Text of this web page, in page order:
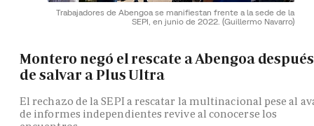
Trabajadores de Abengoa se manifiestan frente a la sede de la
SEPI, en junio de 2022. (Guillermo Navarro)
Montero negó el rescate a Abengoa después
de salvar a Plus Ultra
El rechazo de la SEPI a rescatar la multinacional pese al
de informes independientes revive al conocerse los